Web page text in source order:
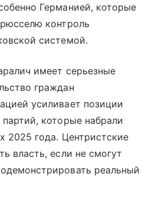
Германией, которые
контроль
системой.
имеет серьезные
граждан
усиливает позиции
которые набрали
2025 года. Центристские
власть, если не смогут
реальный